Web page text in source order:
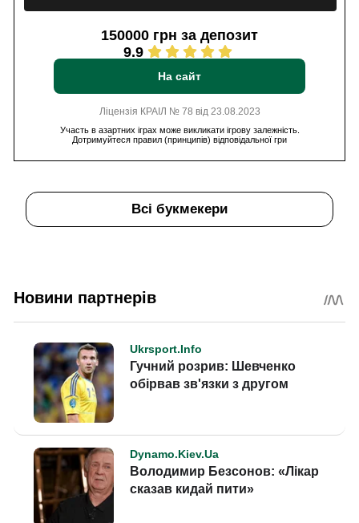
150000 грн за депозит
9.9
На сайт
Ліцензія КРАІЛ № 78 від 23.08.2023
Участь в азартних іграх може викликати ігрову залежність.
Дотримуйтеся правил (принципів) відповідальної гри
Всі букмекери